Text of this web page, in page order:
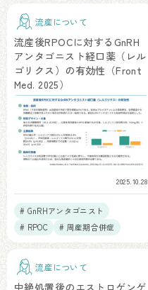
# 流産、死産
流産について
流産後RPOCに対するGnRH
アンタゴニスト経口薬（レル
ゴリクス）の有効性（Front
Med. 2025）
2025.10.28
# GnRHアンタゴニスト
# RPOC
# 周産期合併症
流産について
中絶処置後のエストロゲンゲ